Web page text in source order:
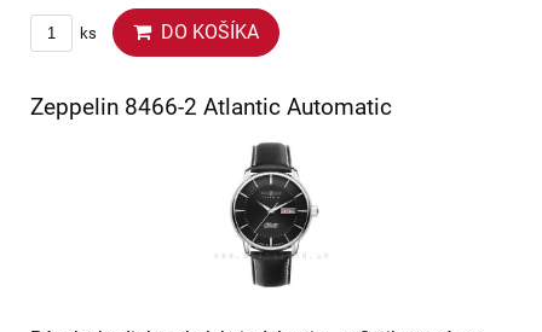
ks DO KOŠÍKA
Zeppelin 8466-2 Atlantic Automatic